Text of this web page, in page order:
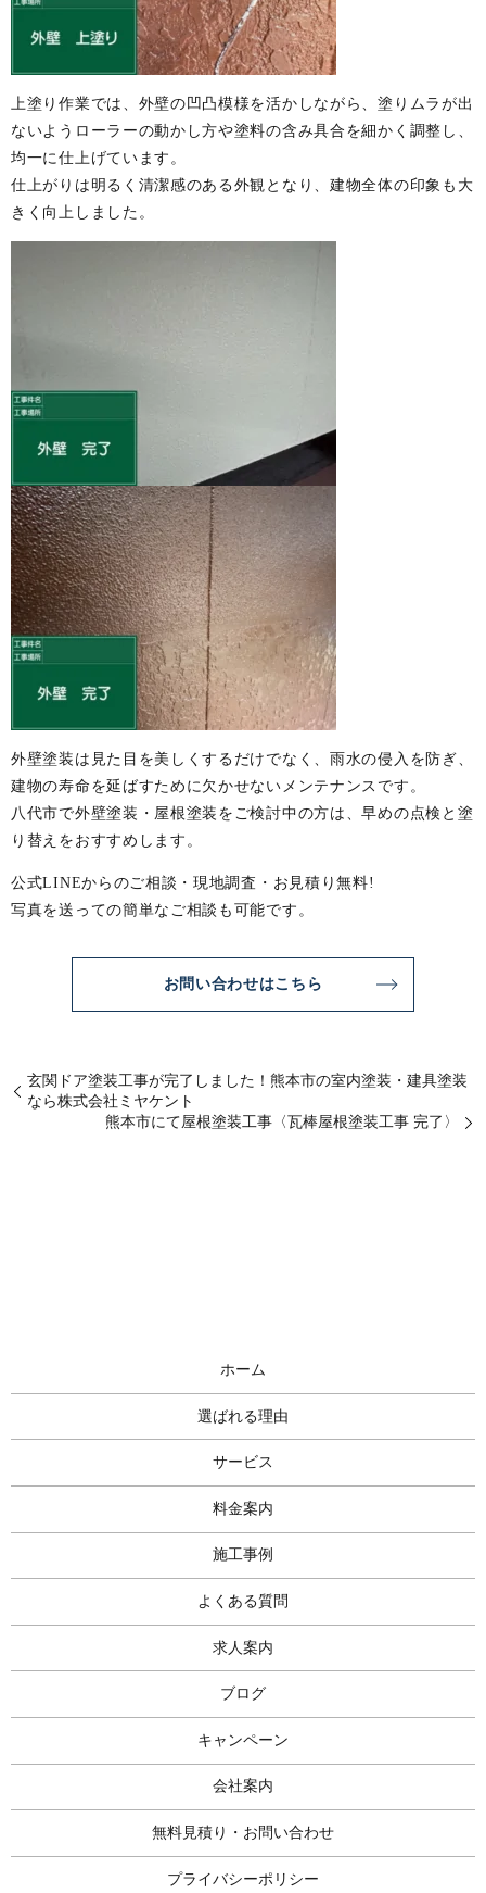
上塗り作業では、外壁の凹凸模様を活かしながら、塗りムラが出
ないようローラーの動かし方や塗料の含み具合を細かく調整し、
均一に仕上げています。
仕上がりは明るく清潔感のある外観となり、建物全体の印象も大
きく向上しました。
外壁塗装は見た目を美しくするだけでなく、雨水の侵入を防ぎ、
建物の寿命を延ばすために欠かせないメンテナンスです。
八代市で外壁塗装・屋根塗装をご検討中の方は、早めの点検と塗
り替えをおすすめします。
公式LINEからのご相談・現地調査・お見積り無料!
写真を送っての簡単なご相談も可能です。
お問い合わせはこちら
玄関ドア塗装工事が完了しました！熊本市の室内塗装・建具塗装
なら株式会社ミヤケント
熊本市にて屋根塗装工事〈瓦棒屋根塗装工事 完了〉
ホーム
選ばれる理由
サービス
料金案内
施工事例
よくある質問
求人案内
ブログ
キャンペーン
会社案内
無料見積り・お問い合わせ
プライバシーポリシー